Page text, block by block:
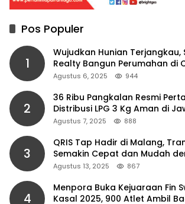
Pos Populer
1
Wujudkan Hunian Terjangkau,
Realty Bangun Perumahan di
Agustus 6, 2025 944
2
36 Ribu Pangkalan Resmi
Distribusi LPG 3 Kg Aman di
Agustus 7, 2025 888
3
QRIS Tap Hadir di Malang,
Semakin Cepat dan Mudah
NFC
Agustus 13, 2025 867
4
Menpora Buka Kejuaraan Fin
Kasal 2025, 900 Atlet Ambil